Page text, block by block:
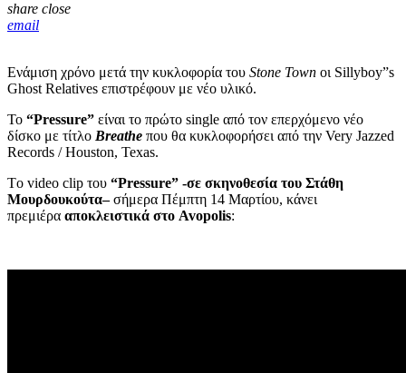
share close
email
Ενάμιση χρόνο μετά την κυκλοφορία του Stone Town οι Sillyboy”s
Ghost Relatives επιστρέφουν με νέο υλικό.
Το “Pressure” είναι το πρώτο single από τον επερχόμενο νέο
δίσκο με τίτλο Breathe που θα κυκλοφορήσει από την Very Jazzed
Records / Houston, Texas.
Tο video clip του “Pressure” -σε σκηνοθεσία του Στάθη
Μουρδουκούτα–σήμερα Πέμπτη 14 Μαρτίου, κάνει
πρεμιέρα αποκλειστικά στο Avopolis: